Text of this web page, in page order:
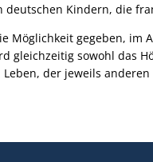
Kindern, die
Möglichkeit gegeben, im
gleichzeitig sowohl das
der jeweils